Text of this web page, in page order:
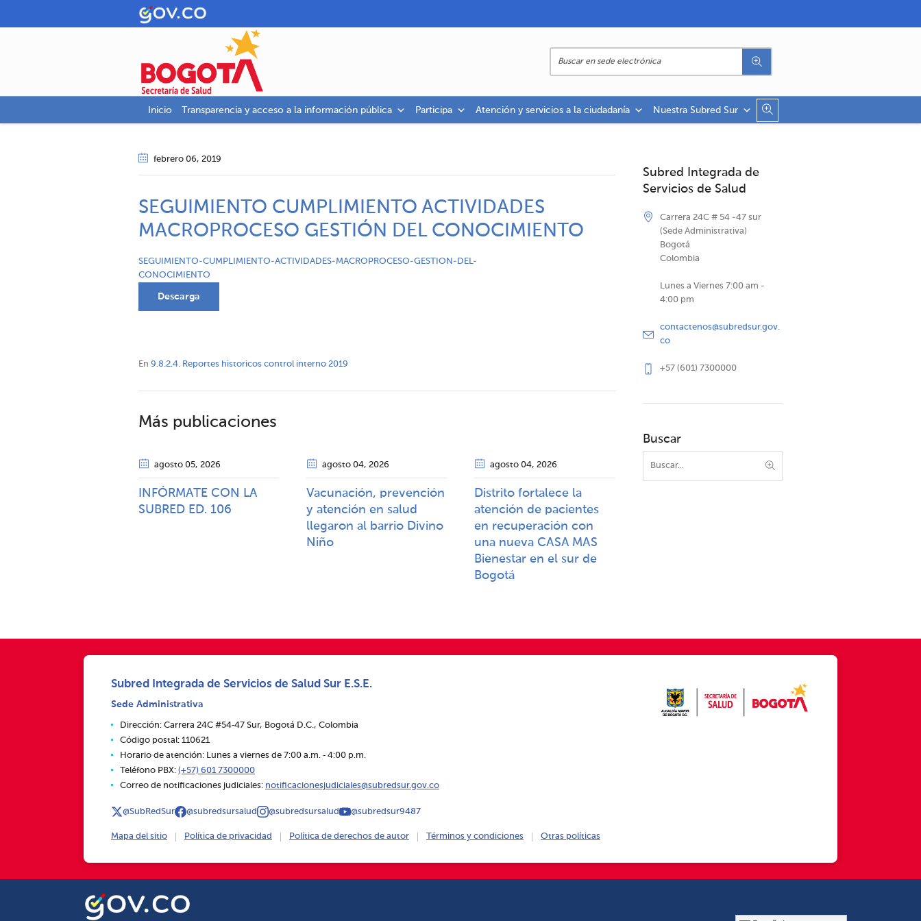
Inicio Transparencia y acceso a la información pública Participa Atención y servicios a la ciudadanía Nuestra Subred Sur
febrero 06, 2019
SEGUIMIENTO CUMPLIMIENTO ACTIVIDADES
MACROPROCESO GESTIÓN DEL CONOCIMIENTO
SEGUIMIENTO-CUMPLIMIENTO-ACTIVIDADES-MACROPROCESO-GESTION-DEL-
CONOCIMIENTO
Descarga
En 9.8.2.4. Reportes historicos control interno 2019
Más publicaciones
agosto 05, 2026
INFÓRMATE CON LA
SUBRED ED. 106
agosto 04, 2026
Vacunación, prevención
y atención en salud
llegaron al barrio Divino
Niño
agosto 04, 2026
Distrito fortalece la
atención de pacientes
en recuperación con
una nueva CASA MAS
Bienestar en el sur de
Bogotá
Subred Integrada de
Servicios de Salud
Carrera 24C # 54 -47 sur
(Sede Administrativa)
Bogotá
Colombia
Lunes a Viernes 7:00 am -
4:00 pm
contactenos@subredsur.gov.
co
+57 (601) 7300000
Buscar
Subred Integrada de Servicios de Salud Sur E.S.E.
Sede Administrativa
Dirección: Carrera 24C #54‑47 Sur, Bogotá D.C., Colombia
Código postal: 110621
Horario de atención: Lunes a viernes de 7:00 a.m. ‑ 4:00 p.m.
Teléfono PBX: (+57) 601 7300000
Correo de notificaciones judiciales: notificacionesjudiciales@subredsur.gov.co
@SubRedSur @subredsursalud @subredsursalud @subredsur9487
Mapa del sitio Política de privacidad Política de derechos de autor Términos y condiciones Otras políticas